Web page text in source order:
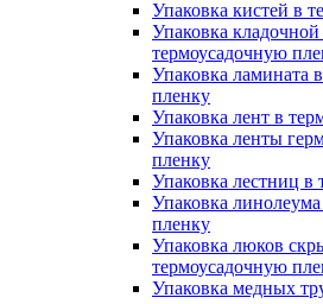
Упаковка кистей в
Упаковка кладочной
термоусадочную
Упаковка ламината
пленку
Упаковка лент в
Упаковка ленты
пленку
Упаковка лестниц в
Упаковка
пленку
Упаковка люков
термоусадочную
Упаковка медных